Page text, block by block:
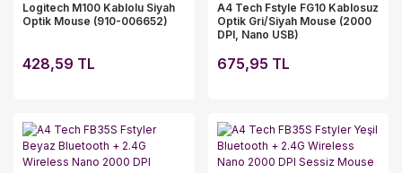
Logitech M100 Kablolu Siyah
Optik Mouse (910-006652)
428,59 TL
A4 Tech Fstyle FG10 Kablosuz
Optik Gri/Siyah Mouse (2000
DPI, Nano USB)
675,95 TL